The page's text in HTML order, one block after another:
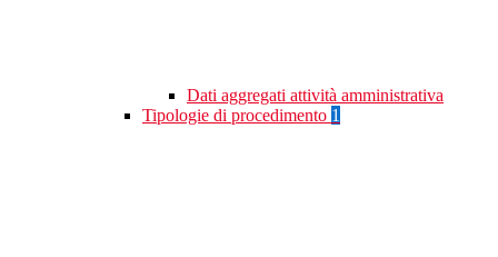
Dati aggregati attività amministrativa
Tipologie di procedimento 1